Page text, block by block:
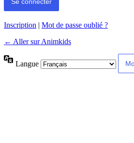
Inscription | Mot de passe oublié ?
← Aller sur Animkids
Langue